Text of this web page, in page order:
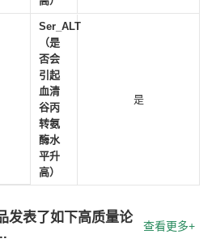
Ser_ALT
（是
否会
引起
血清
谷丙
转氨
酶水
平升
高）
是
发表了如下高质量论
查看更多+